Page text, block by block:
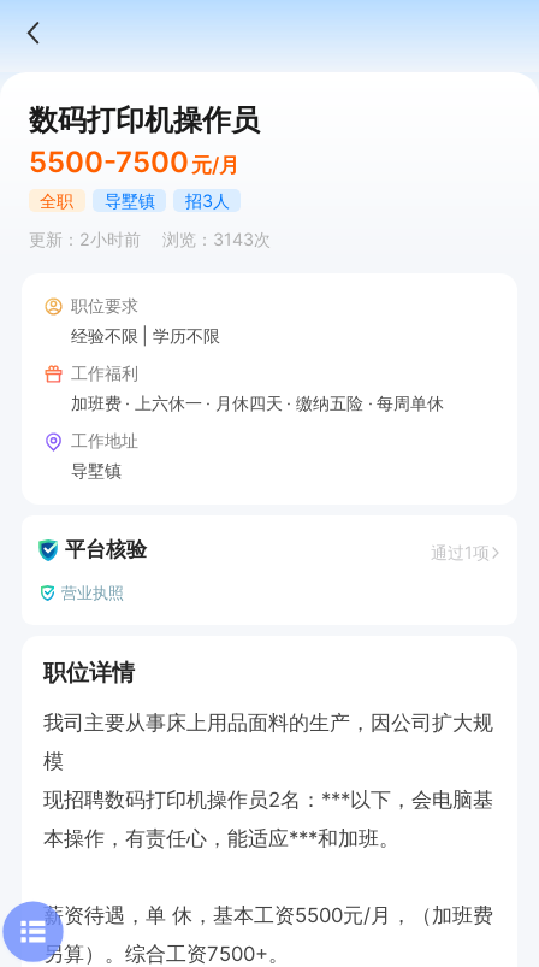
数码打印机操作员
5500-7500 元/月
全职 导墅镇
招3人
更新：2小时前
浏览：3143次
职位要求
经验不限
学历不限
工作福利
加班费
上六休一 月休四天 缴纳五险
每周单休
工作地址
导墅镇
平台核验 通过1项
营业执照
职位详情
我司主要从事床上用品面料的生产，因公司扩大规
模
现招聘数码打印机操作员2名：***以下，会电脑基
本操作，有责任心，能适应***和加班。
薪资待遇，单 休，基本工资5500元/月，（加班费
另算）。综合工资7500+。